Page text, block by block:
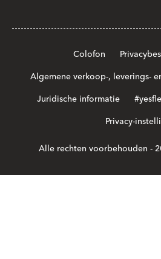
Colofon
Algemene verkoop-, leverings-
Juridische informatie
Privacy-
Alle rechten voorbehouden -